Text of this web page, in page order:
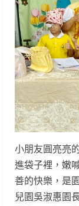
小朋友圓亮亮
進袋子裡，嫩
善的快樂，是
兒園吳淑惠園